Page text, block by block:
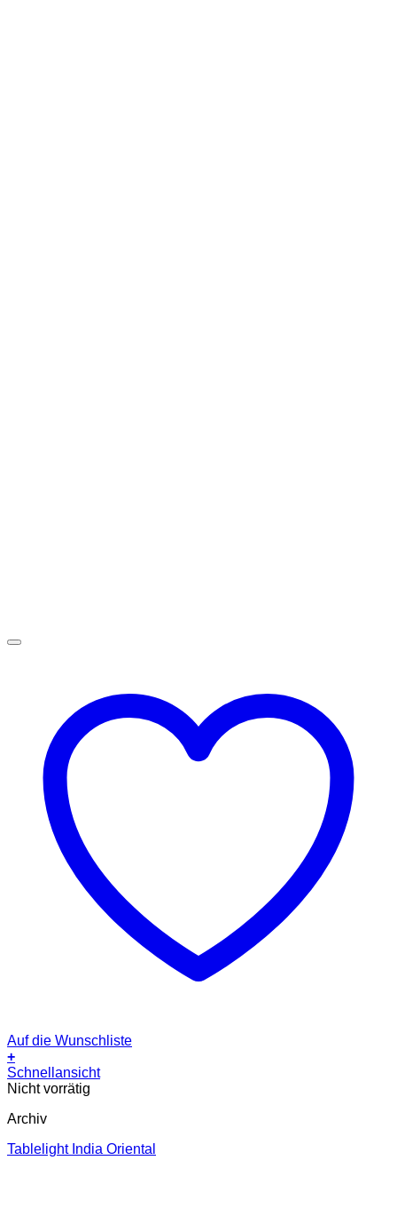
Auf die Wunschliste
+
Schnellansicht
Nicht vorrätig
Archiv
Tablelight India Oriental